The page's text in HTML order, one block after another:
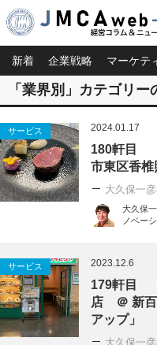
新着 企業戦略 マーケテ
「業界別」カテゴリ
サービス 2024.01.17
180軒目
市東区香
大久保一
大久保
ノベー
サービス 2023.12.6
179軒目
店 ＠ 新
アップ」
大久保一